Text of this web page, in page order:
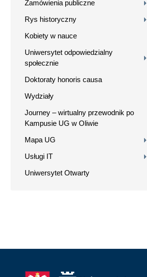
Zamówienia publiczne
Rys historyczny
Kobiety w nauce
Uniwersytet odpowiedzialny
społecznie
Doktoraty honoris causa
Wydziały
Journey – wirtualny przewodnik po
Kampusie UG w Oliwie
Mapa UG
Usługi IT
Uniwersytet Otwarty